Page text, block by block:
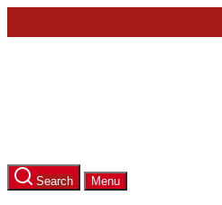
to
Search Menu